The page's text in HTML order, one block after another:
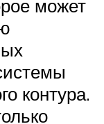
может
контура.